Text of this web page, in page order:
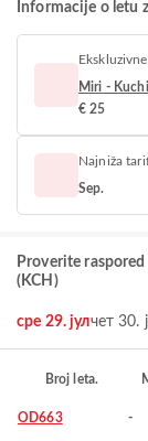
Informacije o letu
Miri -
€ 25
Najniža
Sep.
Proverite
(KCH)
сре 29. јулчет 30.
Broj leta.
OD663 -